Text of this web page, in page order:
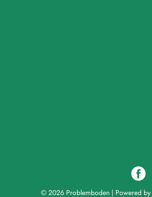
© 2026 Problemboden | Powered by